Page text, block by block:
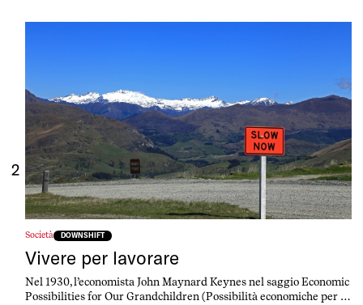
2
Società DOWNSHIFT
Vivere per lavorare
Nel 1930, l’economista John Maynard Keynes nel saggio Economic
Possibilities for Our Grandchildren (Possibilità economiche per i